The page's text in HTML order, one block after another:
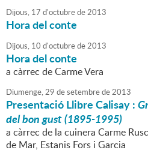
Dijous, 17 d'octubrede2013
Hora del conte
Dijous, 10 d'octubrede2013
Hora del conte
a càrrec de Carme Vera
Diumenge,29 desetembrede2013
Presentació Llibre Calisay :
del bon gust (1895-1995)
a càrrec de la cuinera Carme
de Mar, Estanis Fors i Garcia